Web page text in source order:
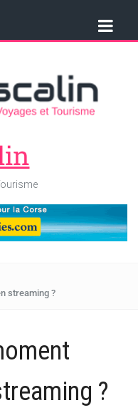
streaming ?
?